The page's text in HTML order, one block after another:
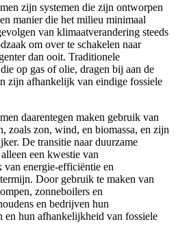
zijn systemen die zijn ontworpen
manier die het milieu minimaal
van klimaatverandering steeds
om over te schakelen naar
dan ooit. Traditionele
op gas of olie, dragen bij aan de
zijn afhankelijk van eindige fossiele
daarentegen maken gebruik van
zoals zon, wind, en biomassa, en zijn
De transitie naar duurzame
een kwestie van
van energie-efficiëntie en
Door gebruik te maken van
zonneboilers en
en bedrijven hun
en hun afhankelijkheid van fossiele